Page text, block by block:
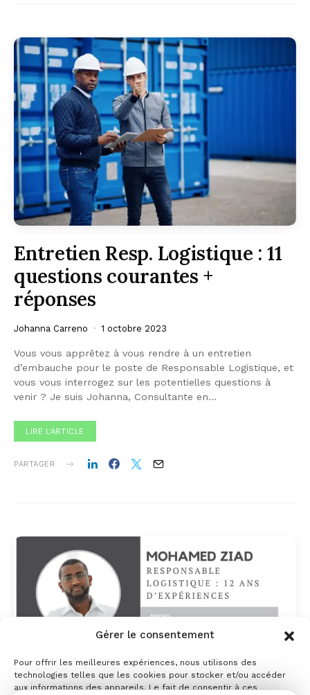
Gérer le consentement
Pour offrir les meilleures expériences, nous utilisons des
technologies telles que les cookies pour stocker et/ou accéder
aux informations des appareils. Le fait de consentir à ces
Entretien Resp. Logistique : 11
questions courantes +
réponses
Johanna Carreno 1 octobre 2023
Vous vous apprêtez à vous rendre à un entretien
d’embauche pour le poste de Responsable Logistique, et
vous vous interrogez sur les potentielles questions à
venir ? Je suis Johanna, Consultante en…
LIRE L'ARTICLE
PARTAGER